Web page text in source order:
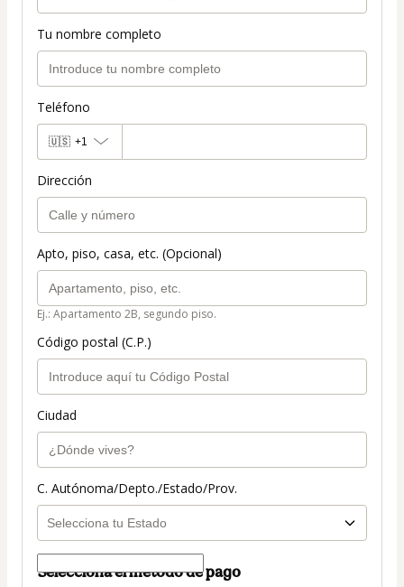
Tu nombre completo
Teléfono
🇺🇸 +1
Dirección
Apto, piso, casa, etc. (Opcional)
Ej.: Apartamento 2B, segundo piso.
Código postal (C.P.)
Ciudad
C. Autónoma/Depto./Estado/Prov.
Selecciona el método de pago